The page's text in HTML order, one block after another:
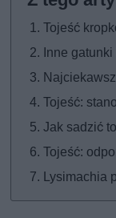
Tojeść
Inne
Tojeść:
Jak sadzić
Tojeść:
Lysimachia